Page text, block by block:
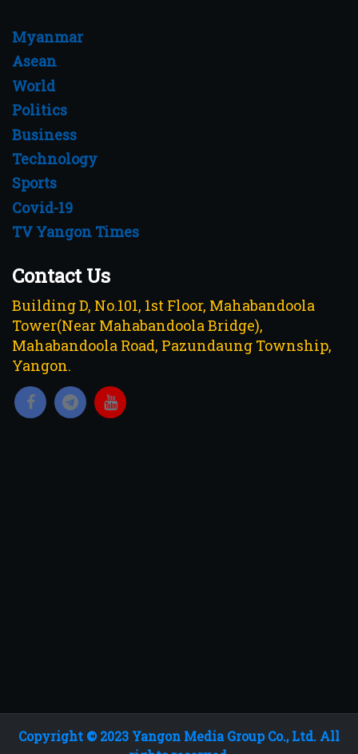
Myanmar
Asean
World
Politics
Business
Technology
Sports
Covid-19
TV Yangon Times
Contact Us
Building D, No.101, 1st Floor, Mahabandoola
Tower(Near Mahabandoola Bridge),
Mahabandoola Road, Pazundaung Township,
Yangon.
Copyright © 2023 Yangon Media Group Co., Ltd. All